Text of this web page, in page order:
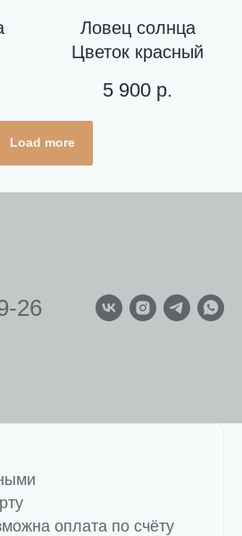
Ловец солнца
Цветок красный
5 900 р.
Load more
26
оплата по счёту